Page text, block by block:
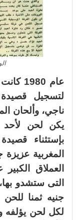
عام
لتسجيل قصيدة
ناجي، وألحان
يكن لحن لأحد
بإستثناء
المغربية
العملاق
التى ستشدو
جنيه ثمنا
لكل لحن يؤلفه